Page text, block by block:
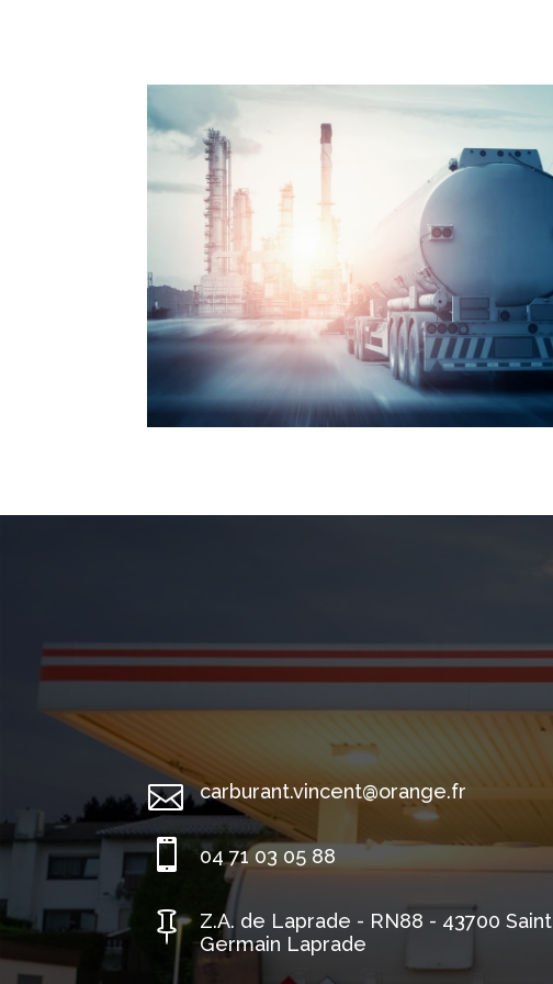
 carburant.vincent@orange.fr
 04 71 03 05 88

Z.A. de Laprade - RN88 - 43700 Saint
Germain Laprade